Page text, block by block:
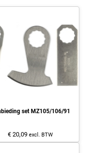
set MZ105/106/91
€ 20,09 excl. BTW